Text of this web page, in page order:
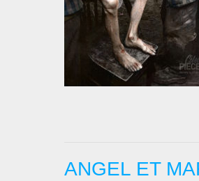
ANGEL ET